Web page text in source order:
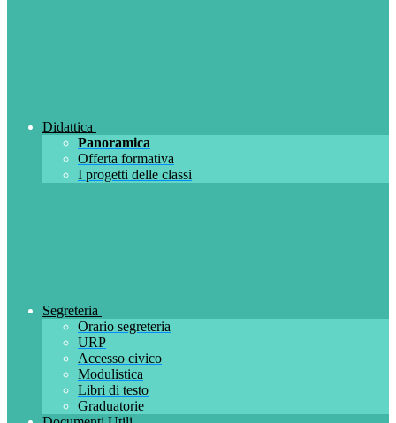
Didattica
Panoramica
Offerta formativa
I progetti delle classi
Segreteria
Orario segreteria
URP
Accesso civico
Modulistica
Libri di testo
Graduatorie